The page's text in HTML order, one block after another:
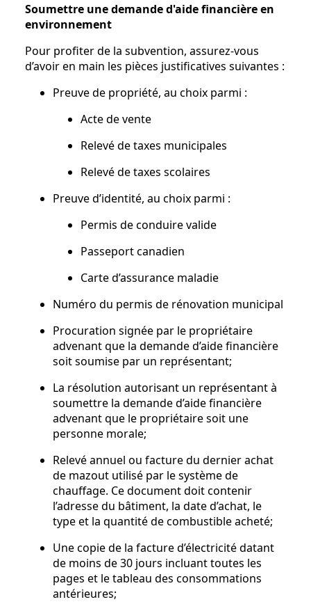
Soumettre une demande d'aide financière en
environnement
Pour profiter de la subvention, assurez-vous
d’avoir en main les pièces justificatives suivantes :
Preuve de propriété, au choix parmi :
Acte de vente
Relevé de taxes municipales
Relevé de taxes scolaires
Preuve d’identité, au choix parmi :
Permis de conduire valide
Passeport canadien
Carte d’assurance maladie
Numéro du permis de rénovation municipal
Procuration signée par le propriétaire
advenant que la demande d’aide financière
soit soumise par un représentant;
La résolution autorisant un représentant à
soumettre la demande d’aide financière
advenant que le propriétaire soit une
personne morale;
Relevé annuel ou facture du dernier achat
de mazout utilisé par le système de
chauffage. Ce document doit contenir
l’adresse du bâtiment, la date d’achat, le
type et la quantité de combustible acheté;
Une copie de la facture d’électricité datant
de moins de 30 jours incluant toutes les
pages et le tableau des consommations
antérieures;